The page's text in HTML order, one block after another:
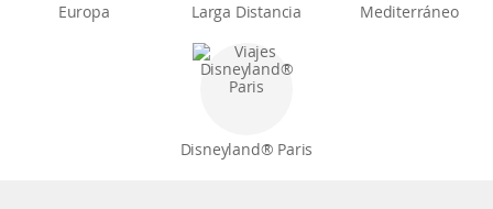
Europa Larga Distancia Mediterráneo
Disneyland® Paris